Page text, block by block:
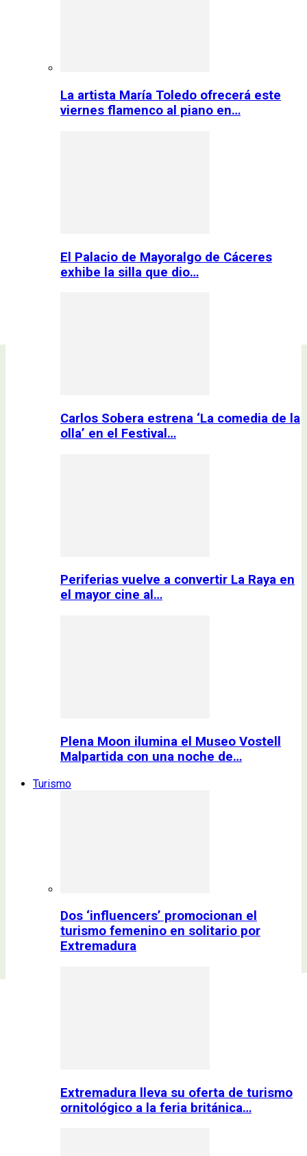
La artista María Toledo ofrecerá este
viernes flamenco al piano en…
El Palacio de Mayoralgo de Cáceres
exhibe la silla que dio…
Carlos Sobera estrena ‘La comedia de la
olla’ en el Festival…
Periferias vuelve a convertir La Raya en
el mayor cine al…
Plena Moon ilumina el Museo Vostell
Malpartida con una noche de…
Turismo
Dos ‘influencers’ promocionan el
turismo femenino en solitario por
Extremadura
Extremadura lleva su oferta de turismo
ornitológico a la feria británica…